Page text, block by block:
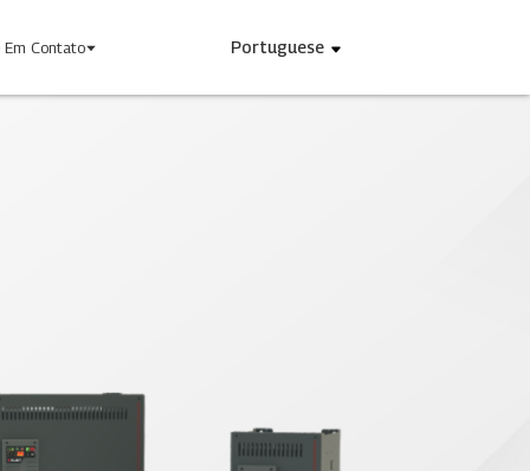
Em Contato Portuguese